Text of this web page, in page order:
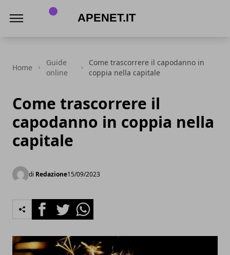
Home
Guide
online
Come trascorrere il capodanno in
coppia nella capitale
Come trascorrere il
capodanno in coppia nella
capitale
di Redazione15/09/2023
FacebookTwitterWhatsapp